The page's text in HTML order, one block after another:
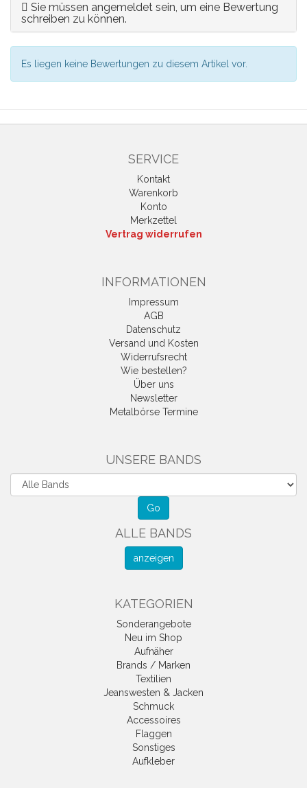
Sie müssen angemeldet sein, um eine Bewertung
schreiben zu können.
Es liegen keine Bewertungen zu diesem Artikel vor.
SERVICE
Kontakt
Warenkorb
Konto
Merkzettel
Vertrag widerrufen
INFORMATIONEN
Impressum
AGB
Datenschutz
Versand und Kosten
Widerrufsrecht
Wie bestellen?
Über uns
Newsletter
Metalbörse Termine
UNSERE BANDS
ALLE BANDS
anzeigen
KATEGORIEN
Sonderangebote
Neu im Shop
Aufnäher
Brands / Marken
Textilien
Jeanswesten & Jacken
Schmuck
Accessoires
Flaggen
Sonstiges
Aufkleber